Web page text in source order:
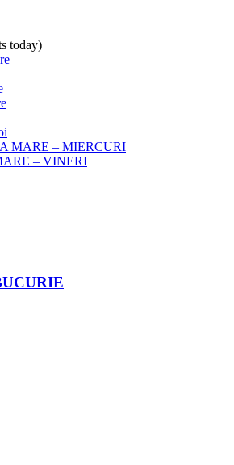
today)
MARE – MIERCURI
– VINERI